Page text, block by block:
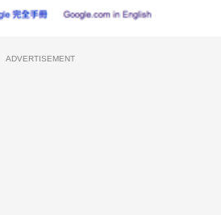
ADVERTISEMENT